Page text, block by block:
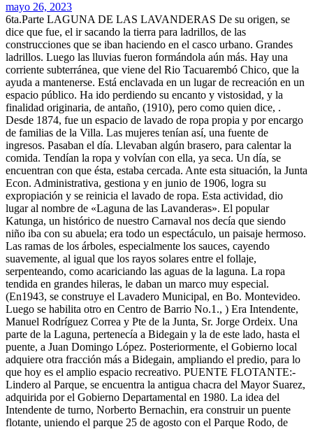
mayo 26, 2023
6ta.Parte LAGUNA DE LAS LAVANDERAS De su origen, se
dice que fue, el ir sacando la tierra para ladrillos, de las
construcciones que se iban haciendo en el casco urbano. Grandes
ladrillos. Luego las lluvias fueron formándola aún más. Hay una
corriente subterránea, que viene del Rio Tacuarembó Chico, que la
ayuda a mantenerse. Está enclavada en un lugar de recreación en un
espacio público. Ha ido perdiendo su encanto y vistosidad, y la
finalidad originaria, de antaño, (1910), pero como quien dice, .
Desde 1874, fue un espacio de lavado de ropa propia y por encargo
de familias de la Villa. Las mujeres tenían así, una fuente de
ingresos. Pasaban el día. Llevaban algún brasero, para calentar la
comida. Tendían la ropa y volvían con ella, ya seca. Un día, se
encuentran con que ésta, estaba cercada. Ante esta situación, la Junta
Econ. Administrativa, gestiona y en junio de 1906, logra su
expropiación y se reinicia el lavado de ropa. Esta actividad, dio
lugar al nombre de «Laguna de las Lavanderas». El popular
Katunga, un histórico de nuestro Carnaval nos decía que siendo
niño iba con su abuela; era todo un espectáculo, un paisaje hermoso.
Las ramas de los árboles, especialmente los sauces, cayendo
suavemente, al igual que los rayos solares entre el follaje,
serpenteando, como acariciando las aguas de la laguna. La ropa
tendida en grandes hileras, le daban un marco muy especial.
(En1943, se construye el Lavadero Municipal, en Bo. Montevideo.
Luego se habilita otro en Centro de Barrio No.1., ) Era Intendente,
Manuel Rodríguez Correa y Pte de la Junta, Sr. Jorge Ordeix. Una
parte de la Laguna, pertenecía a Bidegain y la de este lado, hasta el
puente, a Juan Domingo López. Posteriormente, el Gobierno local
adquiere otra fracción más a Bidegain, ampliando el predio, para lo
que hoy es el amplio espacio recreativo. PUENTE FLOTANTE:-
Lindero al Parque, se encuentra la antigua chacra del Mayor Suarez,
adquirida por el Gobierno Departamental en 1980. La idea del
Intendente de turno, Norberto Bernachin, era construir un puente
flotante, uniendo el parque 25 de agosto con el Parque Rodo, de